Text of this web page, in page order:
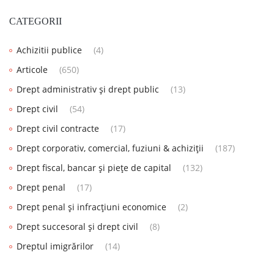
CATEGORII
Achizitii publice
(4)
Articole
(650)
Drept administrativ și drept public
(13)
Drept civil
(54)
Drept civil contracte
(17)
Drept corporativ, comercial, fuziuni & achiziții
(187)
Drept fiscal, bancar și piețe de capital
(132)
Drept penal
(17)
Drept penal și infracțiuni economice
(2)
Drept succesoral și drept civil
(8)
Dreptul imigrărilor
(14)